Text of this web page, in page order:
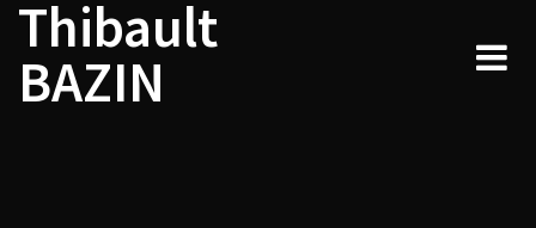
Skip
content
Thibault
BAZIN
Navigation
de